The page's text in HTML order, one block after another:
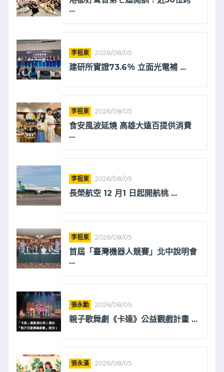
...
李祖東 2026/08/05
建研所實證73.6％ 立面光電補 ...
李祖東 2026/08/05
食安風波延燒 高雄大遠百提供消費
...
李祖東 2026/08/05
長榮航空 12 月1 日起開航桃 ...
李祖東 2026/08/05
首屆「臺灣機器人競賽」北中說明會
...
張永勳 2026/08/05
親子歌舞劇《卡達》公益觀戲計畫 ...
張永漢 2026/08/05